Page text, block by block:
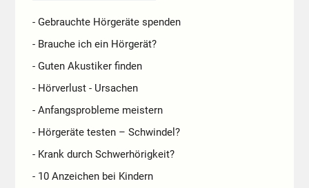
- Gebrauchte Hörgeräte spenden
- Brauche ich ein Hörgerät?
- Guten Akustiker finden
- Hörverlust - Ursachen
- Anfangsprobleme meistern
- Hörgeräte testen – Schwindel?
- Krank durch Schwerhörigkeit?
- 10 Anzeichen bei Kindern